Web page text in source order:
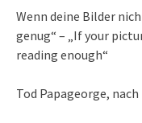
Wenn deine Bilder
genug“ – „If your
reading enough“
Tod Papageorge,